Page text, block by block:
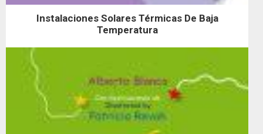
Instalaciones Solares Térmicas De Baja
Temperatura